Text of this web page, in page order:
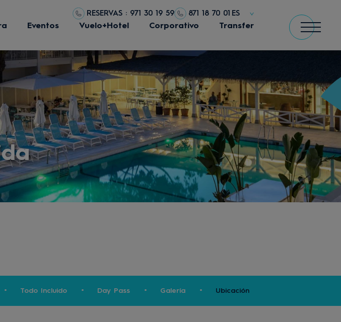
RESERVAS : 971 30 19 59 871 18 70 01 ES
Eventos Vuelo+Hotel Corporativo Transfer
Todo Incluido Day Pass Galería Ubicación